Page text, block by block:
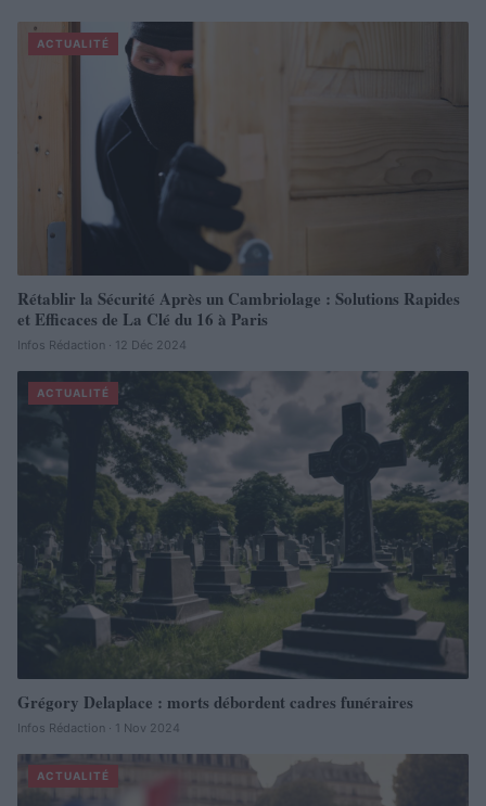
ACTUALITÉ
Rétablir la Sécurité Après un Cambriolage : Solutions Rapides
et Efficaces de La Clé du 16 à Paris
Infos Rédaction · 12 Déc 2024
ACTUALITÉ
Grégory Delaplace : morts débordent cadres funéraires
Infos Rédaction · 1 Nov 2024
ACTUALITÉ